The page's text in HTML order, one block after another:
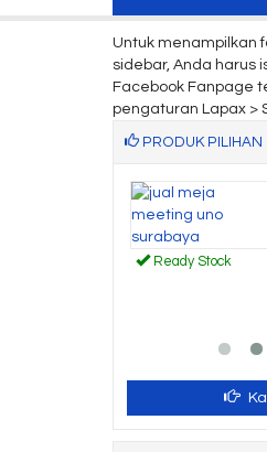
Untuk menampilkan
sidebar, Anda harus
Facebook Fanpage
pengaturan Lapax >
PRODUK PILIHAN
Ready Stock